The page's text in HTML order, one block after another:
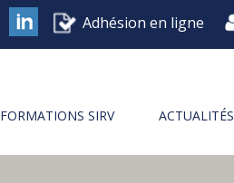
Adhésion en ligne
FORMATIONS SIRV ACTUALITÉS